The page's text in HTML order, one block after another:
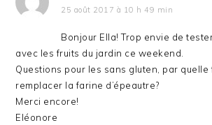
25 août 2017 à 10 h 49 min
Bonjour Ella! Trop envie de
avec les fruits du jardin ce weekend.
Questions pour les sans gluten, par quelle
remplacer la farine d’épeautre?
Merci encore!
Eléonore